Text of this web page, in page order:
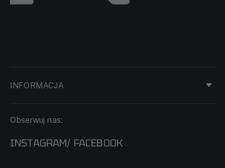
INFORMACJA
DOSTAWA I PŁATNOŚĆ
O NAS
Obserwuj nas:
INSTAGRAM/ FACEBOOK